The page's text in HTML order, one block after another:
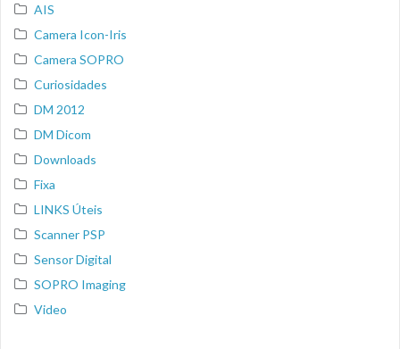
AIS
Camera Icon-Iris
Camera SOPRO
Curiosidades
DM 2012
DM Dicom
Downloads
Fixa
LINKS Úteis
Scanner PSP
Sensor Digital
SOPRO Imaging
Video